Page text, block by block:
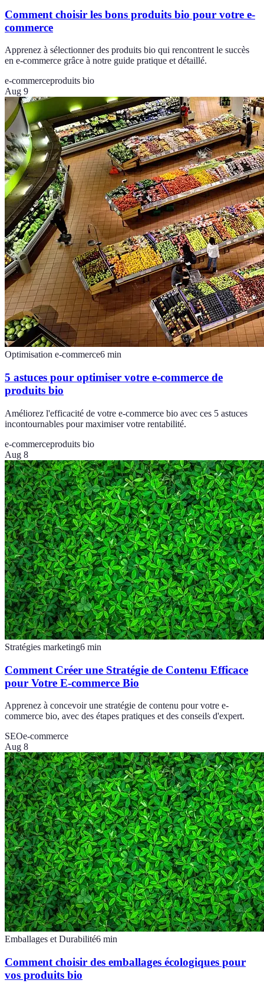
Comment choisir les bons produits bio pour votre e-
commerce
Apprenez à sélectionner des produits bio qui rencontrent le succès
en e-commerce grâce à notre guide pratique et détaillé.
e-commerceproduits bio
Aug 9
Optimisation e-commerce6 min
5 astuces pour optimiser votre e-commerce de
produits bio
Améliorez l'efficacité de votre e-commerce bio avec ces 5 astuces
incontournables pour maximiser votre rentabilité.
e-commerceproduits bio
Aug 8
Stratégies marketing6 min
Comment Créer une Stratégie de Contenu Efficace
pour Votre E-commerce Bio
Apprenez à concevoir une stratégie de contenu pour votre e-
commerce bio, avec des étapes pratiques et des conseils d'expert.
SEOe-commerce
Aug 8
Emballages et Durabilité6 min
Comment choisir des emballages écologiques pour
vos produits bio